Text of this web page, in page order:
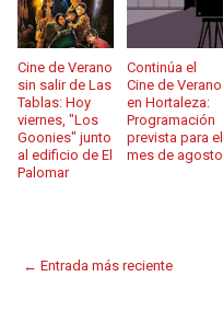
Cine de Verano
sin salir de Las
Tablas: Hoy
viernes, "Los
Goonies" junto
al edificio de El
Palomar
Continúa el
Cine de Verano
en Hortaleza:
Programación
prevista para el
mes de agosto
← Entrada más reciente